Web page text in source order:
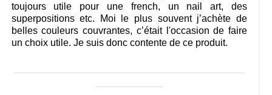
toujours utile pour une french, un nail art, des
superpositions etc. Moi le plus souvent j’achète de
belles couleurs couvrantes, c’était l'occasion de faire
un choix utile. Je suis donc contente de ce produit.